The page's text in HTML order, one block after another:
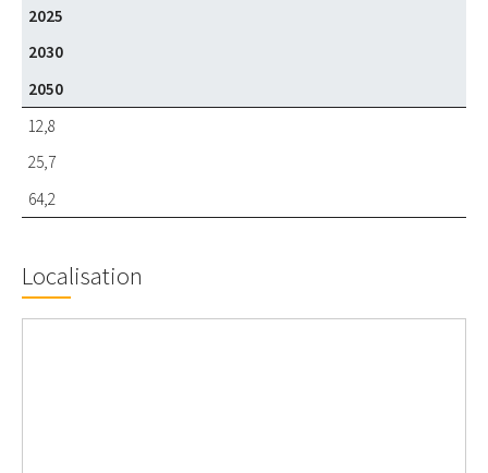
2025
2030
2050
12,8
25,7
64,2
Localisation